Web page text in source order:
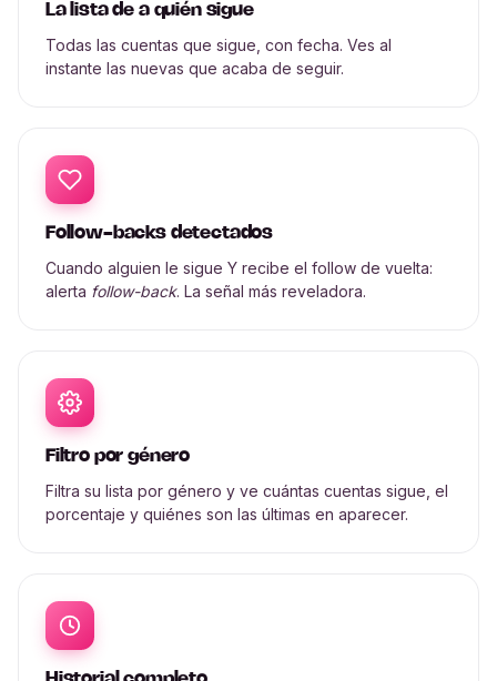
La lista de a quién sigue
Todas las cuentas que sigue, con fecha. Ves al
instante las nuevas que acaba de seguir.
Follow-backs detectados
Cuando alguien le sigue Y recibe el follow de vuelta:
alerta follow-back. La señal más reveladora.
Filtro por género
Filtra su lista por género y ve cuántas cuentas sigue, el
porcentaje y quiénes son las últimas en aparecer.